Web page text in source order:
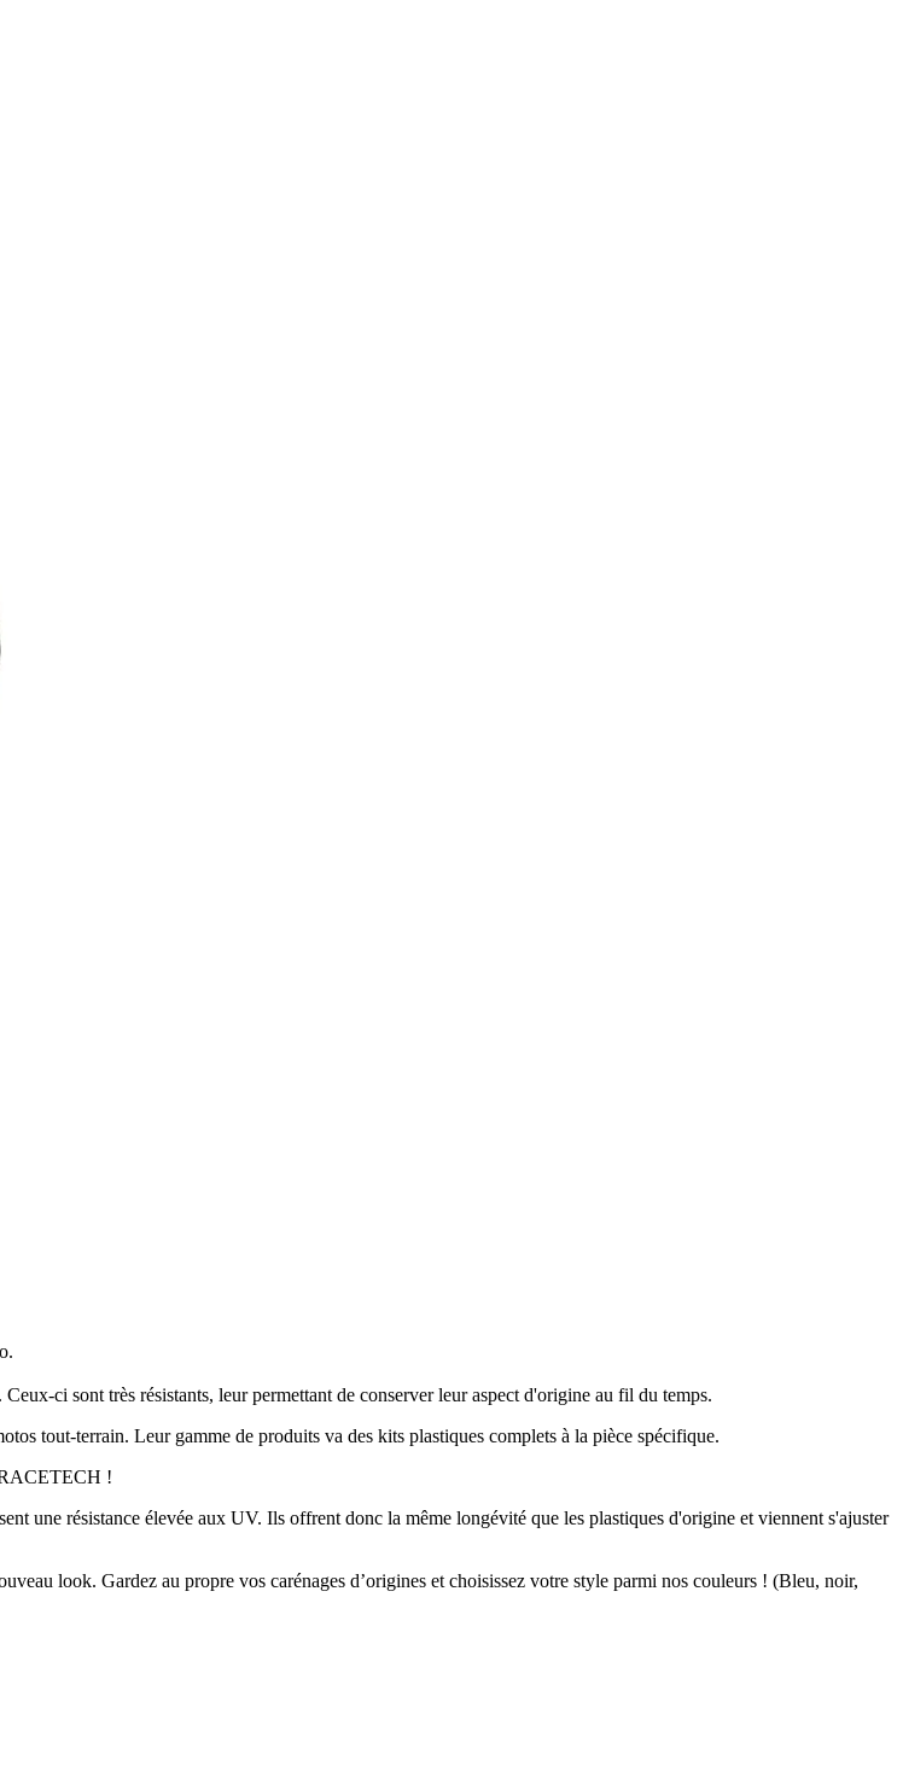
ci sont très résistants, leur permettant de conserver leur aspect d'origine au fil du temps.
tout-terrain. Leur gamme de produits va des kits plastiques complets à la pièce spécifique.
!
une résistance élevée aux UV. Ils offrent donc la même longévité que les plastiques d'origine et viennent s'ajuster
look. Gardez au propre vos carénages d’origines et choisissez votre style parmi nos couleurs ! (Bleu, noir,